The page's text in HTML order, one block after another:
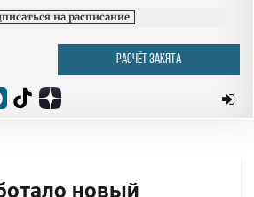
на расписание
РАСЧЁТ ЗАКЯТА
новый